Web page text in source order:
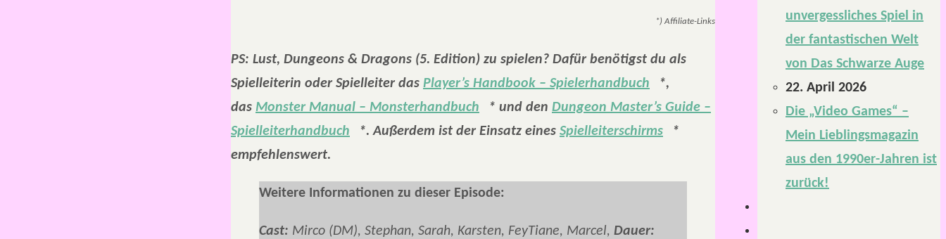
*) Affiliate-Links
PS: Lust, Dungeons & Dragons (5. Edition) zu spielen? Dafür benötigst du als
Spielleiterin oder Spielleiter das Player’s Handbook – Spielerhandbuch
*,
das Monster Manual – Monsterhandbuch * und den Dungeon Master’s Guide –
Spielleiterhandbuch
*. Außerdem ist der Einsatz eines Spielleiterschirms
*
empfehlenswert.
Weitere Informationen zu dieser Episode:
Cast: Mirco (DM), Stephan, Sarah, Karsten, FeyTiane, Marcel, Dauer:
unvergessliches Spiel in
der fantastischen Welt
von Das Schwarze Auge
22. April 2026
Die „Video Games“ –
Mein Lieblingsmagazin
aus den 1990er-Jahren ist
zurück!